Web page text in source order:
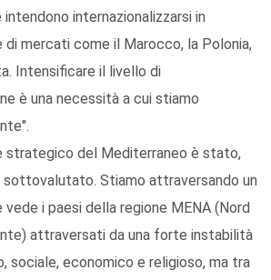
internazionalizzarsi in
di mercati come il Marocco, la Polonia,
Intensificare il livello di
è una necessità a cui stiamo
strategico del Mediterraneo è stato,
Stiamo attraversando un
i paesi della regione MENA (Nord
attraversati da una forte instabilità
sociale, economico e religioso, ma tra